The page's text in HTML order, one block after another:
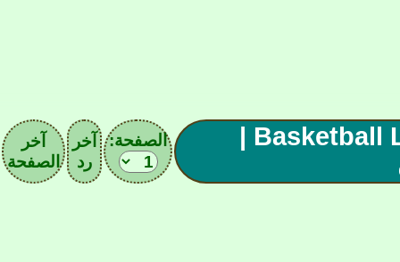
مقهى عشاق السلة | 08 | Basketball Lovers |
الصفحة:
آخر
رد
آخر
الصفحة